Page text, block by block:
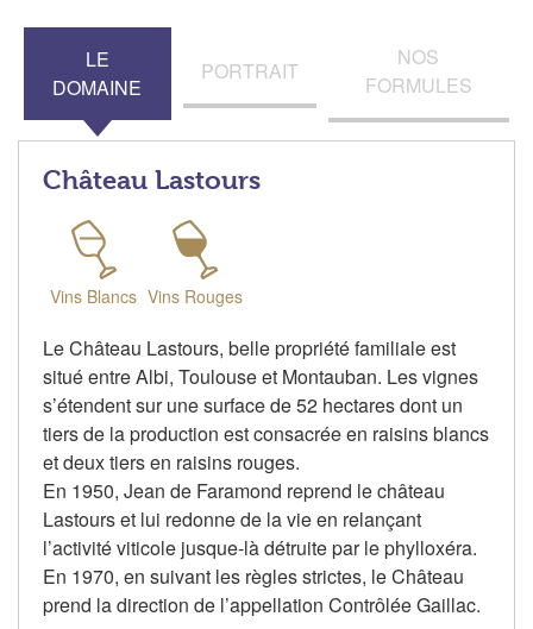
LE
DOMAINE
PORTRAIT
NOS
FORMULES
Château Lastours
Vins Blancs Vins Rouges
Le Château Lastours, belle propriété familiale est
situé entre Albi, Toulouse et Montauban. Les vignes
s’étendent sur une surface de 52 hectares dont un
tiers de la production est consacrée en raisins blancs
et deux tiers en raisins rouges.
En 1950, Jean de Faramond reprend le château
Lastours et lui redonne de la vie en relançant
l’activité viticole jusque-là détruite par le phylloxéra.
En 1970, en suivant les règles strictes, le Château
prend la direction de l’appellation Contrôlée Gaillac.